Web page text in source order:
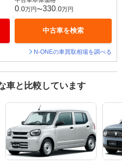
0 .0万円〜330 .0万円
中古車を検索
N-ONEの車買取相場を調べる
車と比較しています